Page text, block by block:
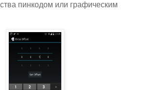
пинкодом или графическим